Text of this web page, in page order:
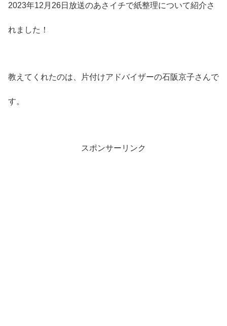
2023年12月26日放送のあさイチで紙整理について紹介さ
れました！
教えてくれたのは、片付けアドバイザーの石阪京子さんで
す。
スポンサーリンク